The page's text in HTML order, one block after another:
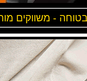
- משווקים מורשים